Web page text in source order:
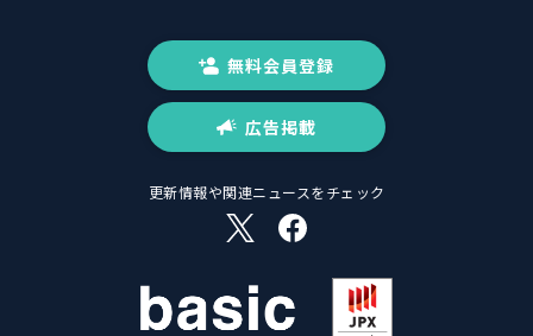
無料会員登録
広告掲載
更新情報や関連ニュースをチェック